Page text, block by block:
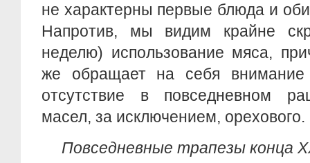
не характерны первые блюда и
Напротив, мы видим крайне
неделю) использование мяса,
же обращает на себя внимание
отсутствие в повседневном
масел, за исключением, орехового.
Повседневные трапезы конца